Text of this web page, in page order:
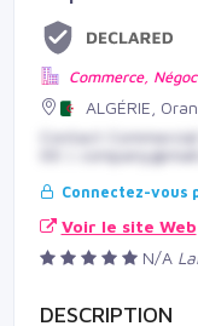
Commerce,
ALGÉRIE, Oran
Contact
00 |
Connectez-vous
Voir le site Web
N/A
DESCRIPTION